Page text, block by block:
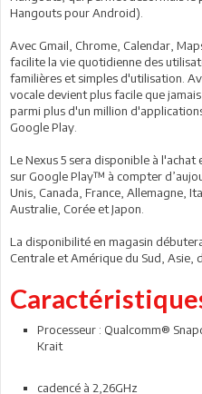
Hangouts pour Android).
Avec Gmail, Chrome, Calendar,
facilite la vie quotidienne des
familières et simples d'utilisation.
vocale devient plus facile que
parmi plus d'un million
Google Play.
Le Nexus 5 sera disponible à l'achat
sur Google Play™ à compter
Unis, Canada, France, Allemagne,
Australie, Corée et Japon.
La disponibilité en magasin
Centrale et Amérique du Sud, Asie,
Processeur : Qualcomm®
Krait
cadencé à 2,26GHz